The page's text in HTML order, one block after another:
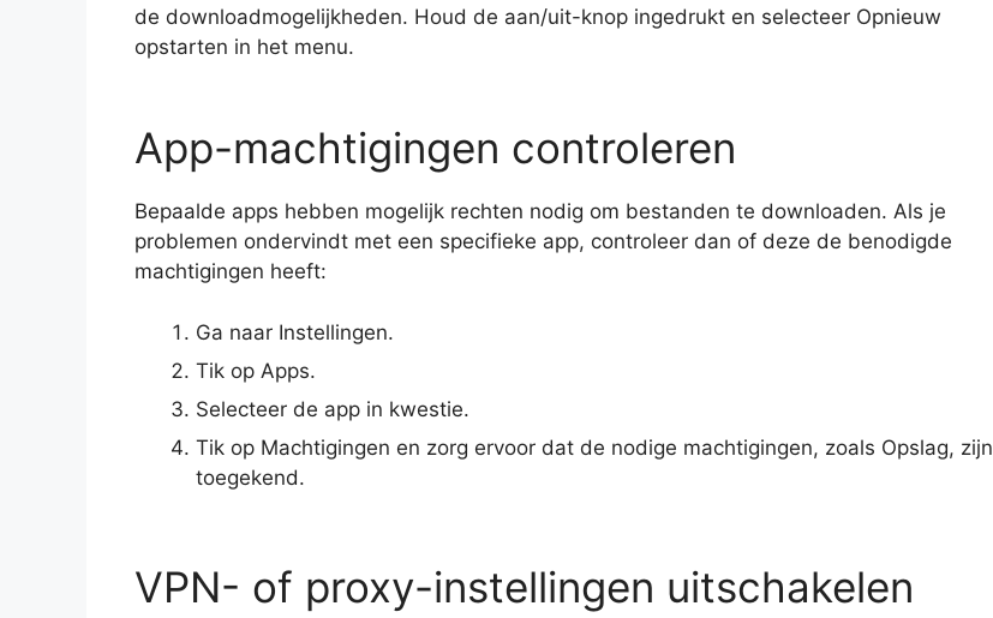
de downloadmogelijkheden. Houd de aan/uit-knop ingedrukt en selecteer Opnieuw
opstarten in het menu.
App-machtigingen controleren
Bepaalde apps hebben mogelijk rechten nodig om bestanden te downloaden. Als je
problemen ondervindt met een specifieke app, controleer dan of deze de benodigde
machtigingen heeft:
Ga naar Instellingen.
Tik op Apps.
Selecteer de app in kwestie.
Tik op Machtigingen en zorg ervoor dat de nodige machtigingen, zoals Opslag, zijn
toegekend.
VPN- of proxy-instellingen uitschakelen